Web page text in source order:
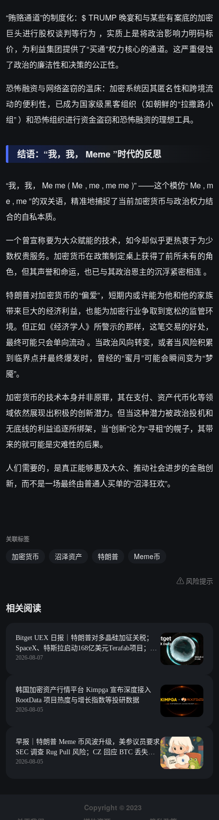
“贿赂通道”的制度化：$ TRUMP 晚宴和与某些有案底的加密
巨头进行股权谈判等行为 ，实质上是将政治影响力明码标
价，为利益集团提供了“买通”权力核心的通道。这严重侵蚀
了政治的廉洁性和决策的公正性。
恐怖融资与网络盗窃的温床：加密系统因其匿名性和跨境流
动的便利性，已成为国家级黑客组织（如朝鲜的“拉撒路小
组” ）和恐怖组织进行资金盗窃和恐怖融资的理想工具。
结语：“我，我， Meme ”时代的反思
“我，我， Me me ( Me , me , me me )” ——这个模仿“ Me , m
e , me ”的双关语，精准地捕捉了当前加密货币与政治权力结
合的自私本质。
一个曾宣称要为大众赋能的技术，如今却似乎更热衷于为少
数权贵服务。加密货币在政策制定桌上获得了前所未有的角
色，但其声誉和命运，也已与其政治恩主的沉浮紧密相连 。
特朗普对加密货币的“偏爱”，短期内或许能为他和他的家族
带来巨大的经济利益，也能为加密行业争取到宽松的监管环
境。但正如《经济学人》所警示的那样，这笔交易的好处，
最终可能只会单向流动 。当政治风向转变，或者当风险积累
到临界点并最终爆发时，曾经的“蜜月”可能会瞬间变为“梦
魇”。
加密货币的技术本身并非原罪，其在支付、资产代币化等领
域依然展现出积极的创新潜力。但当这种潜力被政治投机和
无底线的利益追逐所绑架，当“创新”沦为“寻租”的幌子，其带
来的就可能是灾难性的后果。
人们需要的，是真正能够惠及大众、推动社会进步的金融创
新，而不是一场最终由普通人买单的“沼泽狂欢”。
关联标签
加密货币 沼泽资产 特朗普 Meme币
风险提示
相关阅读
Bitget UEX 日报｜特朗普对多晶硅加征关税；
SpaceX、特斯拉启动168亿美元Terafab项目；今
夜非农数据来袭 (2026年08月 07 日）
2026-08-07
韩国加密资产行情平台 Kimpga 宣布深度接入
RootData 项目热度与增长指数等投研数据
2026-08-05
早报｜特朗普 Meme 币风波升级，美参议员要求
SEC 调查 Rug Pull 风险；CZ 回应 BTC 丢失数
据，若数据准确，加密货币存放在交易所比自行
2026-08-05
Copyright © 2023